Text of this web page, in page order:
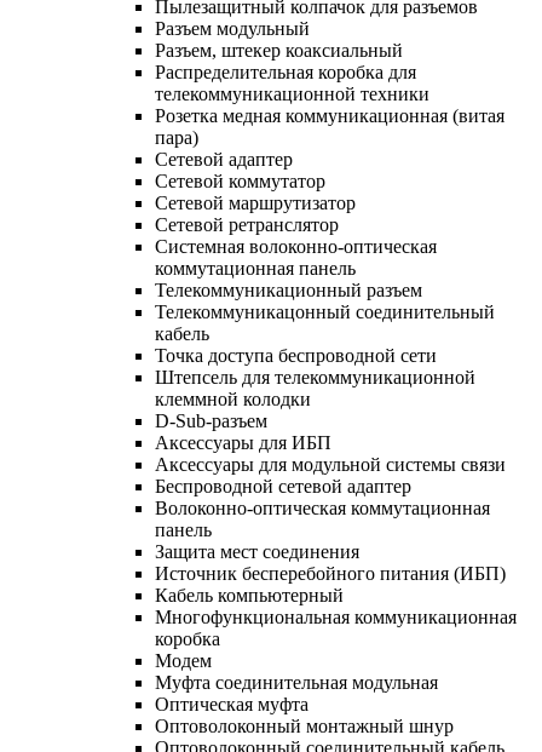
Пылезащитный колпачок для разъемов
Разъем модульный
Разъем, штекер коаксиальный
Распределительная коробка для
телекоммуникационной техники
Розетка медная коммуникационная (витая
пара)
Сетевой адаптер
Сетевой коммутатор
Сетевой маршрутизатор
Сетевой ретранслятор
Системная волоконно-оптическая
коммутационная панель
Телекоммуникационный разъем
Телекоммуникацонный соединительный
кабель
Точка доступа беспроводной сети
Штепсель для телекоммуникационной
клеммной колодки
D-Sub-разъем
Аксессуары для ИБП
Аксессуары для модульной системы связи
Беспроводной сетевой адаптер
Волоконно-оптическая коммутационная
панель
Защита мест соединения
Источник бесперебойного питания (ИБП)
Кабель компьютерный
Многофункциональная коммуникационная
коробка
Модем
Муфта соединительная модульная
Оптическая муфта
Оптоволоконный монтажный шнур
Оптоволоконный соединительный кабель